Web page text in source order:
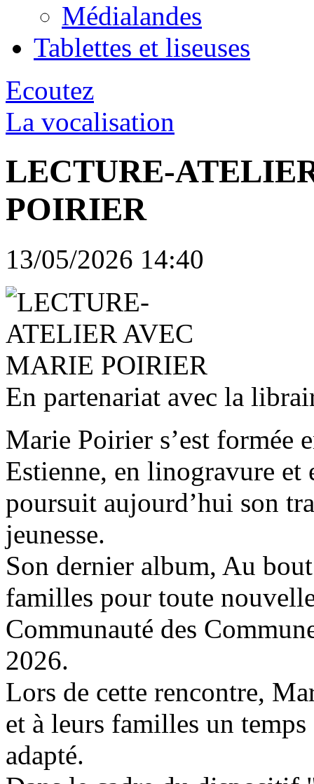
Médialandes
Tablettes et liseuses
Ecoutez
La vocalisation
LECTURE-
POIRIER
13/05/2026 14:40
En partenariat avec la
Marie Poirier s’est formée
Estienne, en linogravure et
poursuit aujourd’hui son
jeunesse.
Son dernier album, Au
familles pour toute
Communauté des
2026.
Lors de cette rencontre,
et à leurs familles un
adapté.